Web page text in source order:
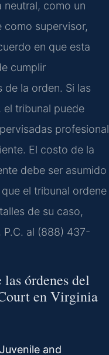
neutral, como un
como supervisor,
en que esta
cumplir
de la orden. Si las
tribunal puede
profesional
El costo de la
debe ser asumido
el tribunal ordene
de su caso,
P.C. al (888) 437-
órdenes del
en Virginia
Juvenile and